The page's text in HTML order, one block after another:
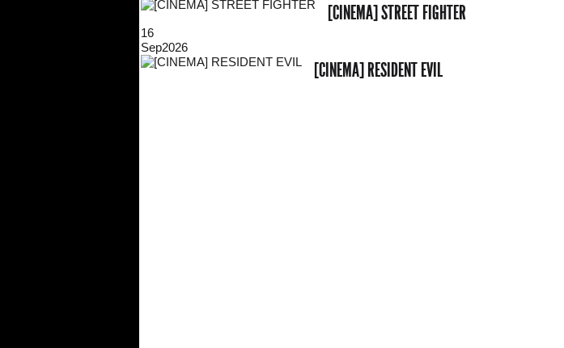
[CINEMA] STREET FIGHTER
16
Sep2026
[CINEMA] RESIDENT EVIL